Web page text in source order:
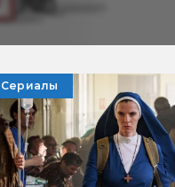
Сериалы